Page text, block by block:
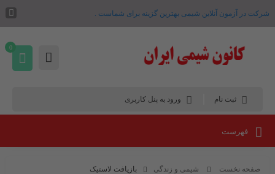
شرکت در آزمون آنلاین شیمی بهترین گزینه برای شماست .
ثبت نام ورود به پنل کاربری
0
فهرست
صفحه نخست شیمی و زندگی بازیافت لاستیک